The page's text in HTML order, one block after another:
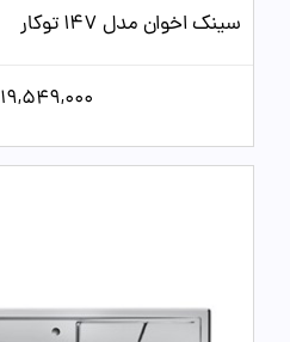
سینک اخوان مدل 147 توکار
19,549,000